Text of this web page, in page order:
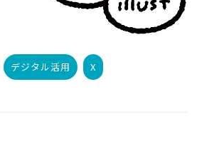
デジタル活用 X